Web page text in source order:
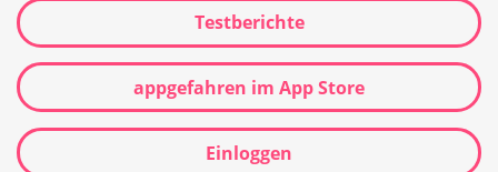
Testberichte
appgefahren im App Store
Einloggen